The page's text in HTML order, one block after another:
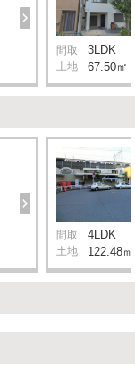
間取 3LDK
土地 67.50㎡
間取 4LDK
土地 122.48㎡